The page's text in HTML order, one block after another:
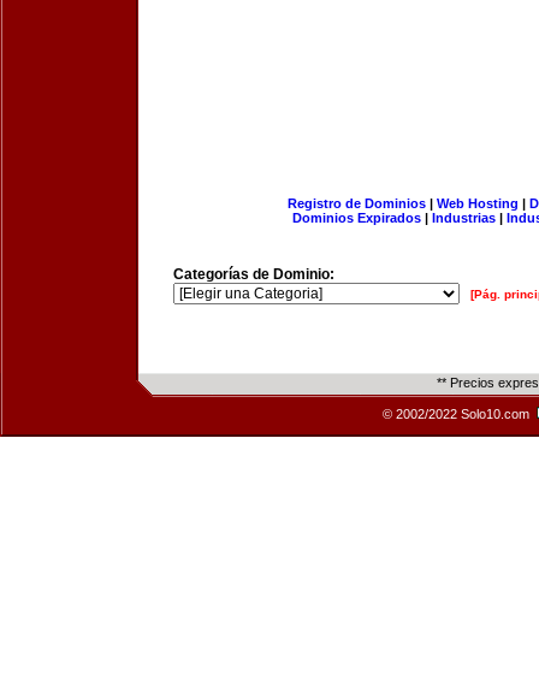
Registro de Dominios| Web Hosting |
Dominios Expirados | Industrias |
Categorías de Dominio:
[Pág.
** Precios
© 2002/2022 Solo10.com